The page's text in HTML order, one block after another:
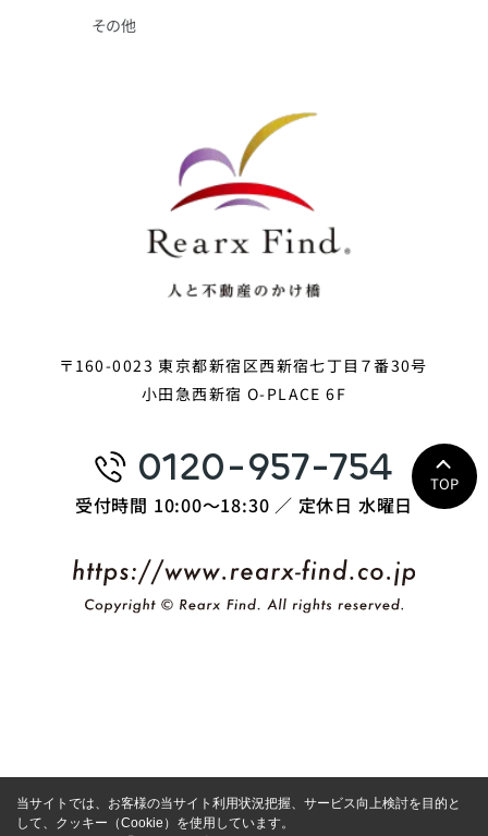
TOP
その他
〒160-0023 東京都新宿区西新宿七丁目７番30号
小田急西新宿 O-PLACE 6F
0120-957-754
受付時間 10:00〜18:30 ／ 定休日 水曜日
当サイトでは、お客様の当サイト利用状況把握、サービス向上検討を目的と
して、クッキー（Cookie）を使用しています。